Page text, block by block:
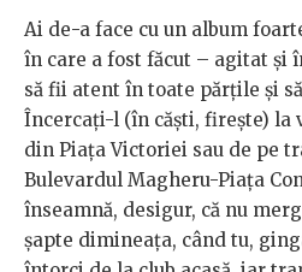
Ai de-a face cu un album
în care a fost făcut – agitat și
să fii atent în toate părțile și
Încercați-l (în căști, firește) la
din Piața Victoriei sau de pe
Bulevardul Magheru-Piața
înseamnă, desigur, că nu
șapte dimineața, când tu,